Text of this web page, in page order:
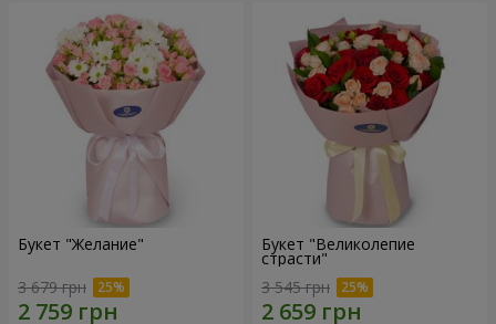
Букет "Желание"
3 679 грн
Букет "Великолепие
страсти"
3 545 грн